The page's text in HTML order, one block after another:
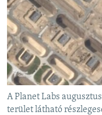
A Planet Labs
terület látható